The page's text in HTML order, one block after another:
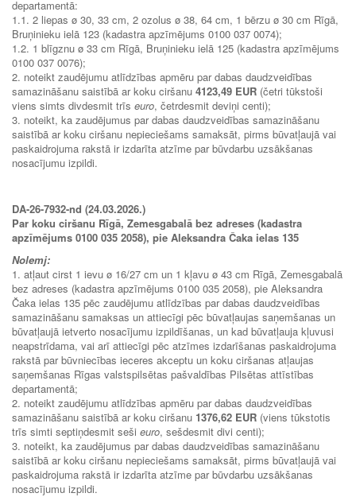
departamentā:
1.1. 2 liepas ø 30, 33 cm, 2 ozolus ø 38, 64 cm, 1 bērzu ø 30 cm Rīgā,
Bruņinieku ielā 123 (kadastra apzīmējums 0100 037 0074);
1.2. 1 blīgznu ø 33 cm Rīgā, Bruņinieku ielā 125 (kadastra apzīmējums
0100 037 0076);
2. noteikt zaudējumu atlīdzības apmēru par dabas daudzveidības
samazināšanu saistībā ar koku ciršanu 4123,49 EUR (četri tūkstoši
viens simts divdesmit trīs euro, četrdesmit deviņi centi);
3. noteikt, ka zaudējumus par dabas daudzveidības samazināšanu
saistībā ar koku ciršanu nepieciešams samaksāt, pirms būvatļaujā vai
paskaidrojuma rakstā ir izdarīta atzīme par būvdarbu uzsākšanas
nosacījumu izpildi.
DA-26-7932-nd (24.03.2026.)
Par koku ciršanu Rīgā, Zemesgabalā bez adreses (kadastra
apzīmējums 0100 035 2058), pie Aleksandra Čaka ielas 135
Nolemj:
1. atļaut cirst 1 ievu ø 16/27 cm un 1 kļavu ø 43 cm Rīgā, Zemesgabalā
bez adreses (kadastra apzīmējums 0100 035 2058), pie Aleksandra
Čaka ielas 135 pēc zaudējumu atlīdzības par dabas daudzveidības
samazināšanu samaksas un attiecīgi pēc būvatļaujas saņemšanas un
būvatļaujā ietverto nosacījumu izpildīšanas, un kad būvatļauja kļuvusi
neapstrīdama, vai arī attiecīgi pēc atzīmes izdarīšanas paskaidrojuma
rakstā par būvniecības ieceres akceptu un koku ciršanas atļaujas
saņemšanas Rīgas valstspilsētas pašvaldības Pilsētas attīstības
departamentā;
2. noteikt zaudējumu atlīdzības apmēru par dabas daudzveidības
samazināšanu saistībā ar koku ciršanu 1376,62 EUR (viens tūkstotis
trīs simti septiņdesmit seši euro, sešdesmit divi centi);
3. noteikt, ka zaudējumus par dabas daudzveidības samazināšanu
saistībā ar koku ciršanu nepieciešams samaksāt, pirms būvatļaujā vai
paskaidrojuma rakstā ir izdarīta atzīme par būvdarbu uzsākšanas
nosacījumu izpildi.